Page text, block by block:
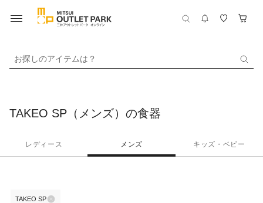
お探しのアイテムは？
TAKEO SP（メンズ）の食器
レディース メンズ キッズ・ベビー
TAKEO SP